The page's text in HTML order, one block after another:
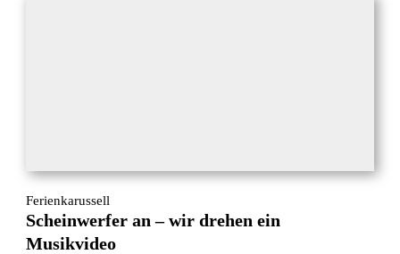
Ferienkarussell
Scheinwerfer an – wir drehen ein
Musikvideo